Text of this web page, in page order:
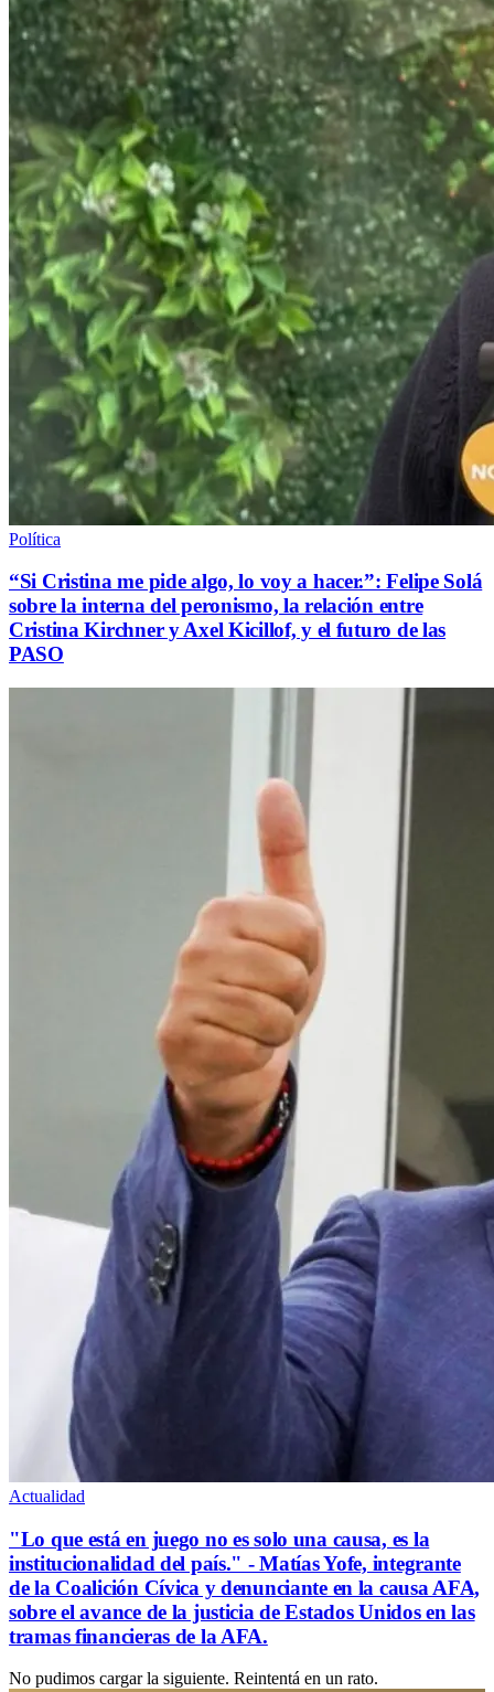
Política
“Si Cristina me pide algo, lo voy a hacer.”: Felipe Solá
sobre la interna del peronismo, la relación entre
Cristina Kirchner y Axel Kicillof, y el futuro de las
PASO
Actualidad
"Lo que está en juego no es solo una causa, es la
institucionalidad del país." - Matías Yofe, integrante
de la Coalición Cívica y denunciante en la causa AFA,
sobre el avance de la justicia de Estados Unidos en las
tramas financieras de la AFA.
No pudimos cargar la siguiente. Reintentá en un rato.